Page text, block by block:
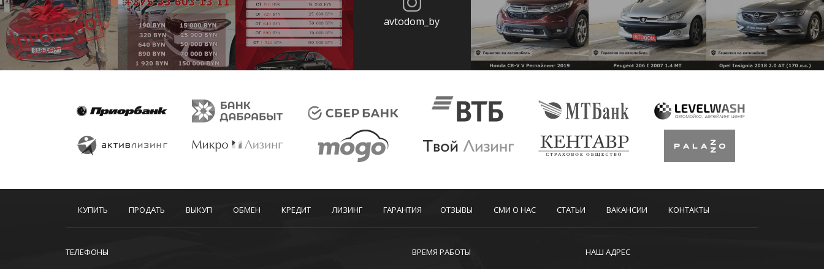
avtodom_by
КУПИТЬ ПРОДАТЬ ВЫКУП ОБМЕН КРЕДИТ ЛИЗИНГ ГАРАНТИЯ ОТЗЫВЫ СМИ О НАС СТАТЬИ ВАКАНСИИ КОНТАКТЫ
ТЕЛЕФОНЫ ВРЕМЯ РАБОТЫ НАШ АДРЕС